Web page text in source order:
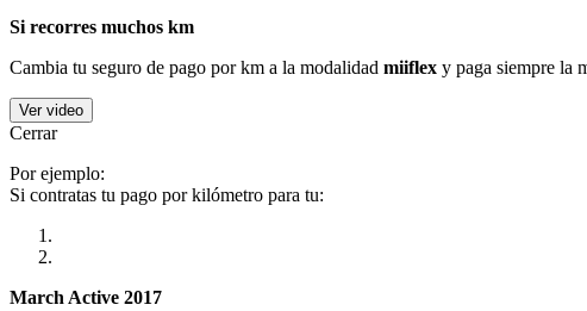
Si recorres muchos km
Cambia tu seguro de pago por km a la modalidad miiflex y paga siempre la
Ver video
Cerrar
Por ejemplo:
Si contratas tu pago por kilómetro para tu:
March Active 2017